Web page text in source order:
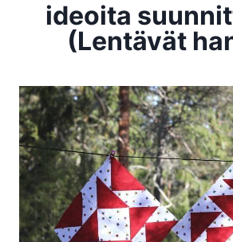
ideoita
(Lentävät